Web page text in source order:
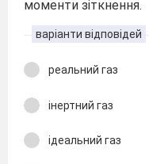
моменти зіткнення.
варіанти відповідей
реальний газ
інертний газ
ідеальний газ